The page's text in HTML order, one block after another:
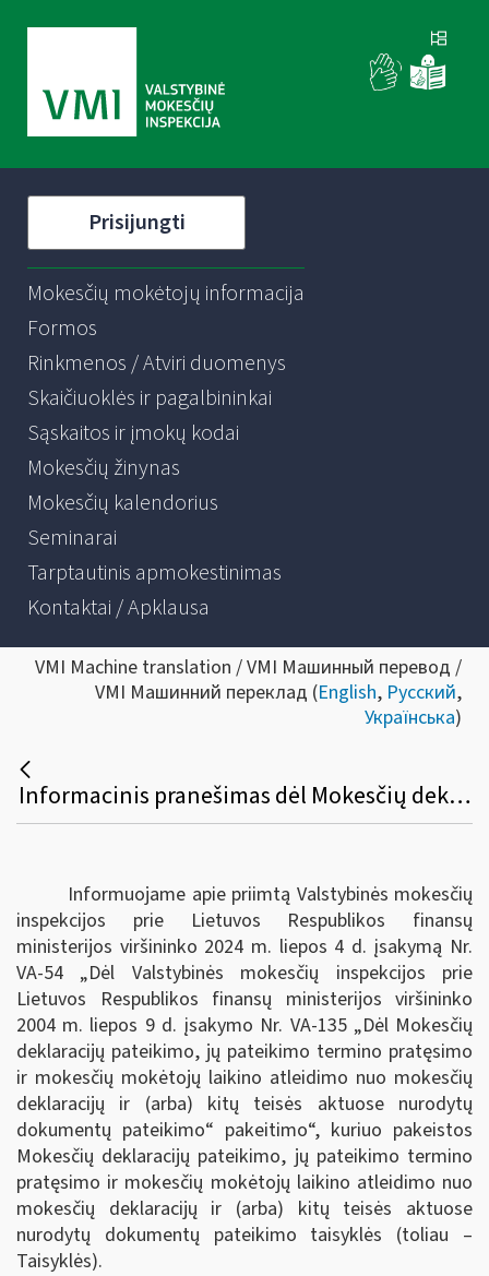
Prisijungti
Mokesčių mokėtojų informacija
Formos
Rinkmenos / Atviri duomenys
Skaičiuoklės ir pagalbininkai
Sąskaitos ir įmokų kodai
Mokesčių žinynas
Mokesčių kalendorius
Seminarai
Tarptautinis apmokestinimas
Kontaktai / Apklausa
VMI Machine translation / VMI Машинный перевод /
VMI Машинний переклад (English, Русский,
Українська)
Informacinis pranešimas dėl Mokesčių deklaracijų pateikimo, jų pateikimo termino pratęsimo ir mokesčių mokėtojų laikino atleidimo nuo mokesčių deklaracijų ir (arba) kitų teisės aktuose nurodytų dokumentų pateikimo taisyklių pakeitimo
Informuojame apie priimtą Valstybinės mokesčių
inspekcijos prie Lietuvos Respublikos finansų
ministerijos viršininko 2024 m. liepos 4 d. įsakymą Nr.
VA-54 „Dėl Valstybinės mokesčių inspekcijos prie
Lietuvos Respublikos finansų ministerijos viršininko
2004 m. liepos 9 d. įsakymo Nr. VA-135 „Dėl Mokesčių
deklaracijų pateikimo, jų pateikimo termino pratęsimo
ir mokesčių mokėtojų laikino atleidimo nuo mokesčių
deklaracijų ir (arba) kitų teisės aktuose nurodytų
dokumentų pateikimo“ pakeitimo“, kuriuo pakeistos
Mokesčių deklaracijų pateikimo, jų pateikimo termino
pratęsimo ir mokesčių mokėtojų laikino atleidimo nuo
mokesčių deklaracijų ir (arba) kitų teisės aktuose
nurodytų dokumentų pateikimo taisyklės (toliau –
Taisyklės).